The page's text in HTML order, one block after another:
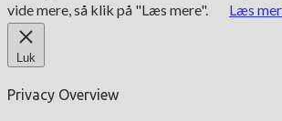
vide mere, så klik på "Læs mere".
Læs
Luk
Privacy Overview